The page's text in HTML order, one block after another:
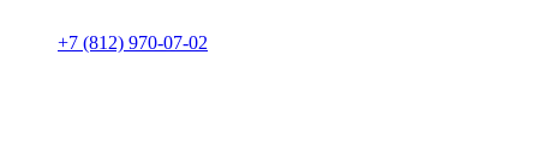
+7 (812) 970-07-02